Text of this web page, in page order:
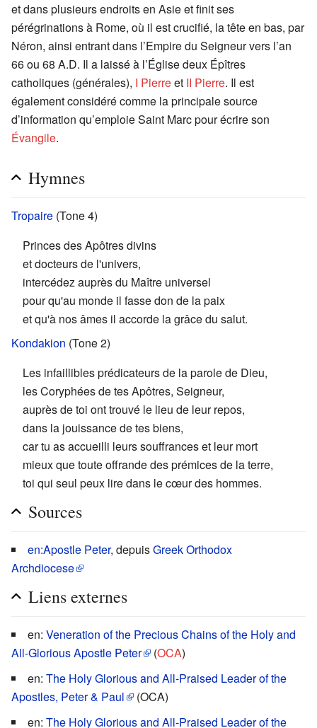
et dans plusieurs endroits en Asie et finit ses
pérégrinations à Rome, où il est crucifié, la tête en bas, par
Néron, ainsi entrant dans l’Empire du Seigneur vers l’an
66 ou 68 A.D. Il a laissé à l’Église deux Épîtres
catholiques (générales), I Pierreet II Pierre. Il est
également considéré comme la principale source
d’information qu’emploie Saint Marc pour écrire son
Évangile.
Hymnes
Tropaire (Tone 4)
Princes des Apôtres divins
et docteurs de l'univers,
intercédez auprès du Maître universel
pour qu'au monde il fasse don de la paix
et qu'à nos âmes il accorde la grâce du salut.
Kondakion (Tone 2)
Les infaillibles prédicateurs de la parole de Dieu,
les Coryphées de tes Apôtres, Seigneur,
auprès de toi ont trouvé le lieu de leur repos,
dans la jouissance de tes biens,
car tu as accueilli leurs souffrances et leur mort
mieux que toute offrande des prémices de la terre,
toi qui seul peux lire dans le cœur des hommes.
Sources
en:Apostle Peter, depuisGreek Orthodox
Archdiocese
Liens externes
en: Veneration of the Precious Chains of the Holy and
All-Glorious Apostle Peter
(OCA)
en: The Holy Glorious and All-Praised Leader of the
Apostles, Peter & Paul
(OCA)
en: The Holy Glorious and All-Praised Leader of the